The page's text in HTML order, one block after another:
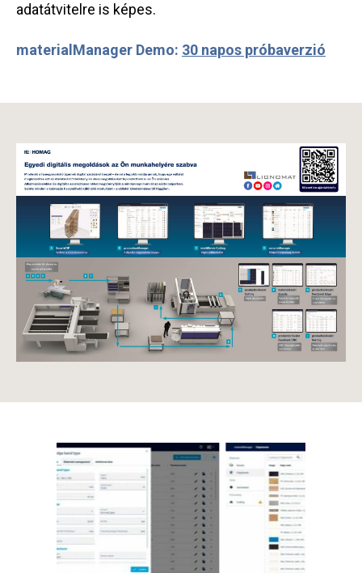
adatátvitelre is képes.
materialManager Demo: 30 napos próbaverzió